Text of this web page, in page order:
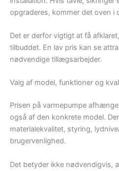
opgraderes, kommer det oven i
Det er derfor vigtigt at få
tilbuddet. En lav pris kan se
nødvendige tillægsarbejder.
Valg af model, funktioner og
Prisen på varmepumpe
også af den konkrete model.
materialekvalitet, styring,
brugervenlighed.
Det betyder ikke nødvendigvis,